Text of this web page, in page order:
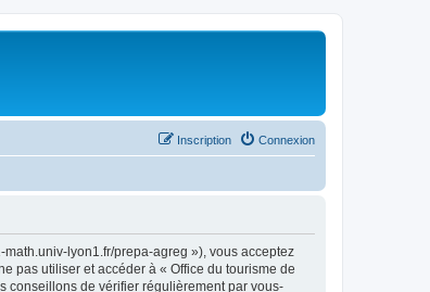
Connexion
Inscription
lyon1.fr/prepa-agreg »), vous acceptez
pas utiliser et accéder à « Office du tourisme de
conseillons de vérifier régulièrement par vous-